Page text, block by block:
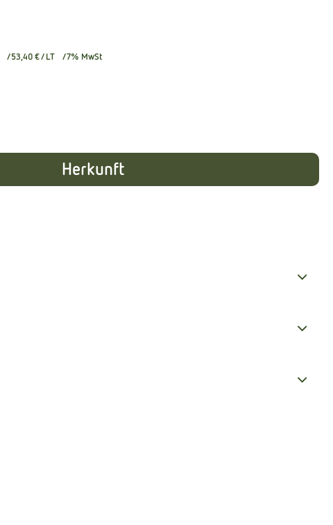
53,40 €/ LT 7% MwSt
Herkunft